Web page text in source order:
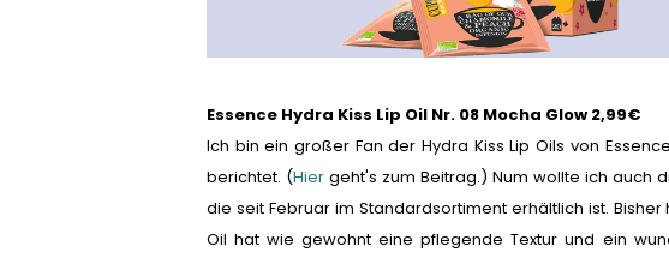
Essence Hydra Kiss Lip Oil Nr. 08 Mocha Glow 2,99€
Ich bin ein großer Fan der Hydra Kiss Lip Oils von
berichtet. (Hier geht's zum Beitrag.) Num wollte ich auch
die seit Februar im Standardsortiment erhältlich ist.
Oil hat wie gewohnt eine pflegende Textur und ein